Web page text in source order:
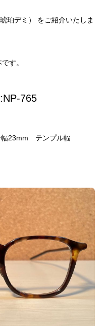
珀デミ） をご紹介いたしま
す。
765
23mm テンプル幅